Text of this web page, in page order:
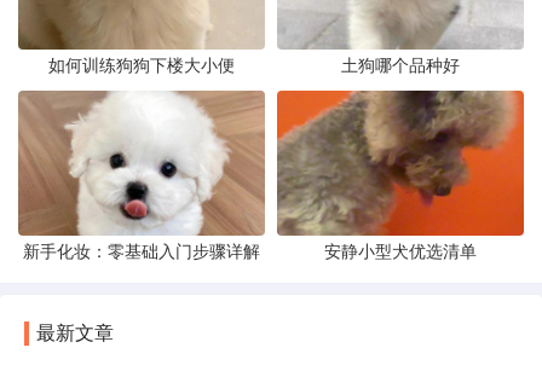
如何训练狗狗下楼大小便 土狗哪个品种好
新手化妆：零基础入门步骤详解 安静小型犬优选清单
最新文章